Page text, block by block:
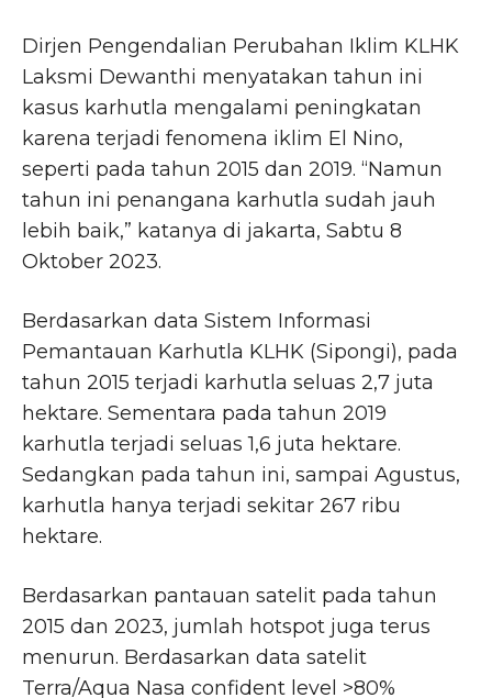
Dirjen Pengendalian Perubahan Iklim KLHK
Laksmi Dewanthi menyatakan tahun ini
kasus karhutla mengalami peningkatan
karena terjadi fenomena iklim El Nino,
seperti pada tahun 2015 dan 2019. “Namun
tahun ini penangana karhutla sudah jauh
lebih baik,” katanya di jakarta, Sabtu 8
Oktober 2023.
Berdasarkan data Sistem Informasi
Pemantauan Karhutla KLHK (Sipongi), pada
tahun 2015 terjadi karhutla seluas 2,7 juta
hektare. Sementara pada tahun 2019
karhutla terjadi seluas 1,6 juta hektare.
Sedangkan pada tahun ini, sampai Agustus,
karhutla hanya terjadi sekitar 267 ribu
hektare.
Berdasarkan pantauan satelit pada tahun
2015 dan 2023, jumlah hotspot juga terus
menurun. Berdasarkan data satelit
Terra/Aqua Nasa confident level >80%